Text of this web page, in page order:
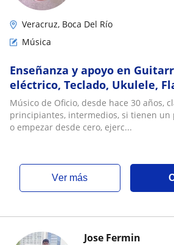
Veracruz, Boca Del Río
Música
Enseñanza y apoyo en
eléctrico, Teclado, Ukulele,
Músico de Oficio, desde hace 30 años,
principiantes, intermedios, si tienen un
o empezar desde cero, ejerc...
ver más
Jose Fermin